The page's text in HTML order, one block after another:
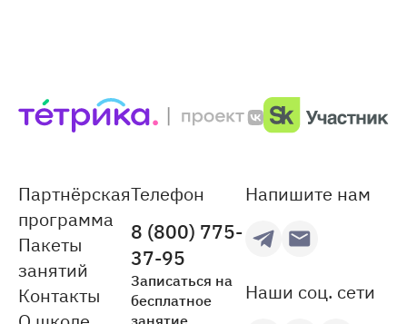
Партнёрская
программа
Пакеты
занятий
Контакты
Телефон
8 (800) 775-
37-95
Записаться на
бесплатное
занятие
Напишите нам
Наши соц. сети